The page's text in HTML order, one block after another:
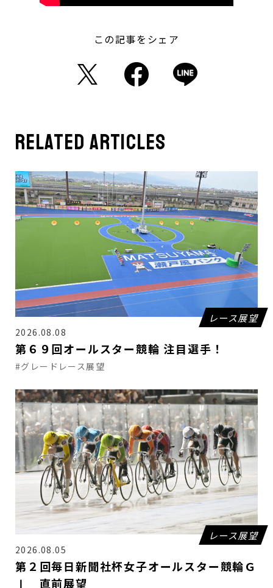
この記事をシェア
related articles
レース展望
2026.08.08
第６９回オールスター競輪 注目選手！
#グレードレース展望
レース展望
2026.08.05
第２回毎日新聞社杯女子オールスター競輪Ｇ
Ⅰ 直前展望